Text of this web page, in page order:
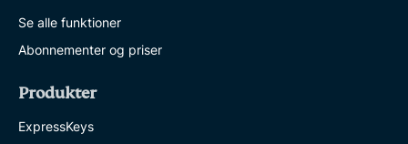
Se alle funktioner
Abonnementer og priser
Produkter
ExpressKeys